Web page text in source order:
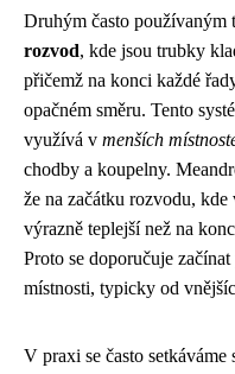
Druhým často používaným
rozvod, kde jsou trubky
přičemž na konci každé
opačném směru. Tento
využívá v menších
chodby a koupelny.
že na začátku rozvodu,
výrazně teplejší než na
Proto se doporučuje
místnosti, typicky od
V praxi se často setkáváme